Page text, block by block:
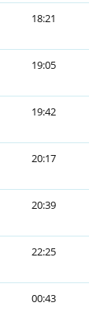
18:21
19:05
19:42
20:17
20:39
22:25
00:43